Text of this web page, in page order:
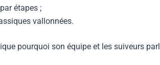
étapes ;
vallonnées.
pourquoi son équipe et les suiveurs